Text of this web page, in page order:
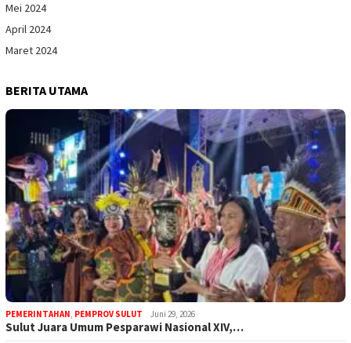
Mei 2024
April 2024
Maret 2024
BERITA UTAMA
PEMERINTAHAN, PEMPROV SULUT Juni 29, 2026
Sulut Juara Umum Pesparawi Nasional XIV,…